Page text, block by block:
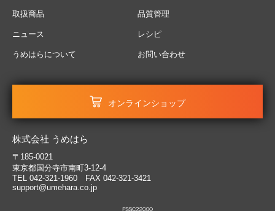
取扱商品
ニュース
うめはらについて
品質管理
レシピ
お問い合わせ
オンラインショップ
株式会社 うめはら
〒185-0021
東京都国分寺市南町3-12-4
TEL 042-321-1960 FAX 042-321-3421
support@umehara.co.jp